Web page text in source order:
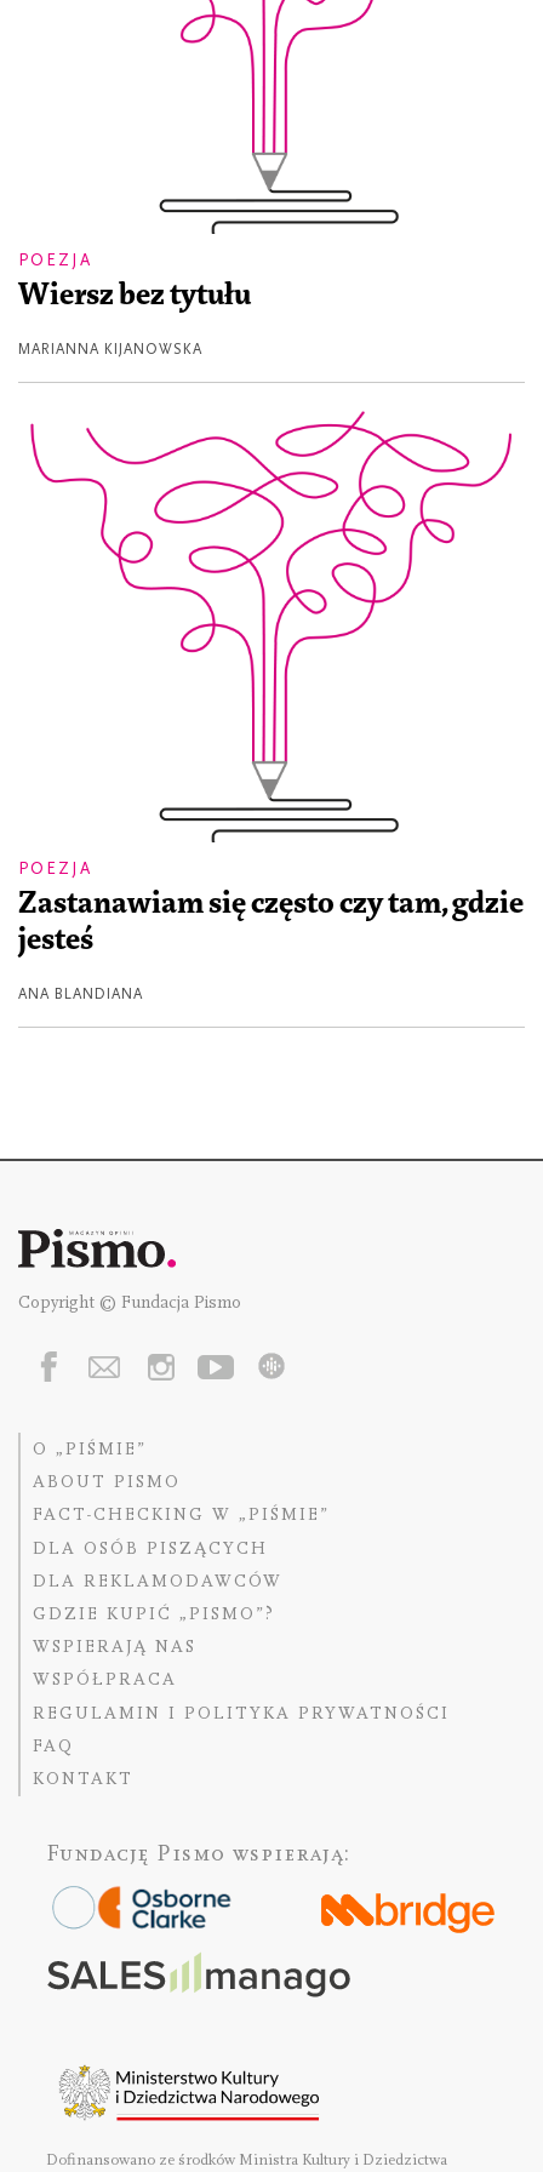
POEZJA
Wiersz bez tytułu
MARIANNA KIJANOWSKA
POEZJA
Zastanawiam się często czy tam, gdzie
jesteś
ANA BLANDIANA
Copyright © Fundacja Pismo
O „PIŚMIE”
ABOUT PISMO
FACT-CHECKING W „PIŚMIE”
DLA OSÓB PISZĄCYCH
DLA REKLAMODAWCÓW
GDZIE KUPIĆ „PISMO”?
WSPIERAJĄ NAS
WSPÓŁPRACA
REGULAMIN I POLITYKA PRYWATNOŚCI
FAQ
KONTAKT
Fundację Pismo wspierają:
Dofinansowano ze środków Ministra Kultury i Dziedzictwa